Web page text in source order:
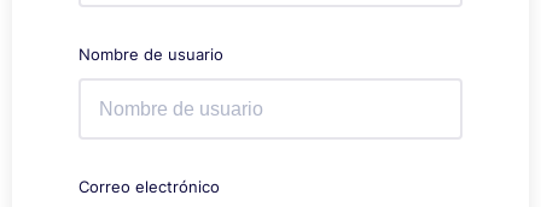
Nombre de usuario
Correo electrónico